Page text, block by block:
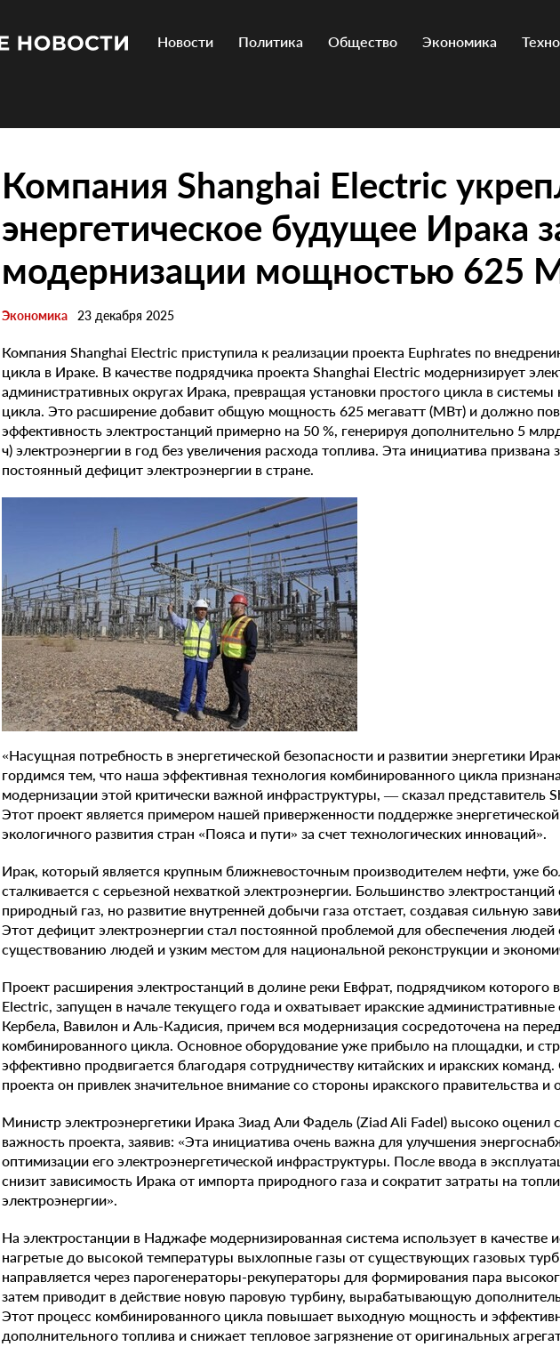
Новости Политика Общество Экономика
Компания Shanghai Electric
энергетическое будущее Ирака
модернизации мощностью 625
Экономика 23 декабря 2025
Компания Shanghai Electric приступила к реализации проекта Euphrates по
цикла в Ираке. В качестве подрядчика проекта Shanghai Electric модернизирует
административных округах Ирака, превращая установки простого цикла в
цикла. Это расширение добавит общую мощность 625 мегаватт (МВт) и должно
эффективность электростанций примерно на 50 %, генерируя дополнительно 5
ч) электроэнергии в год без увеличения расхода топлива. Эта инициатива призвана
постоянный дефицит электроэнергии в стране.
«Насущная потребность в энергетической безопасности и развитии энергетики
гордимся тем, что наша эффективная технология комбинированного цикла
модернизации этой критически важной инфраструктуры, — сказал представитель
Этот проект является примером нашей приверженности поддержке
экологичного развития стран «Пояса и пути» за счет технологических инноваций».
Ирак, который является крупным ближневосточным производителем нефти, уже
сталкивается с серьезной нехваткой электроэнергии. Большинство
природный газ, но развитие внутренней добычи газа отстает, создавая сильную
Этот дефицит электроэнергии стал постоянной проблемой для обеспечения людей
существованию людей и узким местом для национальной реконструкции и
Проект расширения электростанций в долине реки Евфрат, подрядчиком которого
Electric, запущен в начале текущего года и охватывает иракские
Кербела, Вавилон и Аль-Кадисия, причем вся модернизация сосредоточена на
комбинированного цикла. Основное оборудование уже прибыло на площадки, и
эффективно продвигается благодаря сотрудничеству китайских и иракских
проекта он привлек значительное внимание со стороны иракского правительства и
Министр электроэнергетики Ирака Зиад Али Фадель (Ziad Ali Fadel) высоко оценил
важность проекта, заявив: «Эта инициатива очень важна для улучшения
оптимизации его электроэнергетической инфраструктуры. После ввода в
снизит зависимость Ирака от импорта природного газа и сократит затраты на
электроэнергии».
На электростанции в Наджафе модернизированная система использует в качестве
нагретые до высокой температуры выхлопные газы от существующих газовых
направляется через парогенераторы-рекуператоры для формирования пара
затем приводит в действие новую паровую турбину, вырабатывающую
Этот процесс комбинированного цикла повышает выходную мощность и
дополнительного топлива и снижает тепловое загрязнение от оригинальных